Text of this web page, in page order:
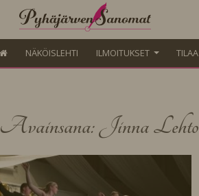
NÄKÖISLEHTI ILMOITUKSET
Avainsana: Jinna Lehto